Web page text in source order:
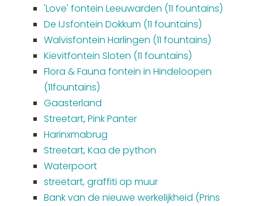
'Love' fontein Leeuwarden (11 fountains)
De IJsfontein Dokkum (11 fountains)
Walvisfontein Harlingen (11 fountains)
Kievitfontein Sloten (11 fountains)
Flora & Fauna fontein in Hindeloopen
(11fountains)
Gaasterland
Streetart, Pink Panter
Harinxmabrug
Streetart, Kaa de python
Waterpoort
streetart, graffiti op muur
Bank van de nieuwe werkelijkheid (Prins